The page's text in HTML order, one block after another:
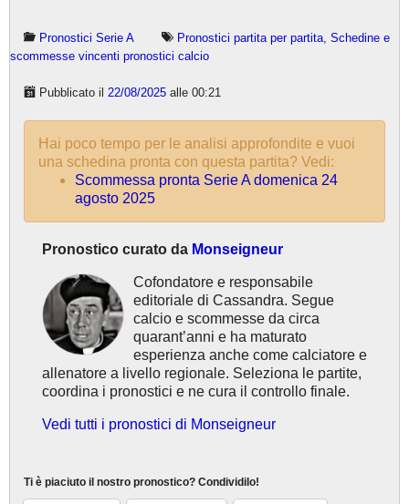
Pronostici Serie A Pronostici partita per partita Schedine e
scommesse vincenti pronostici calcio
Pubblicato il 22/08/2025 alle 00:21
Hai poco tempo per le analisi approfondite e vuoi
una schedina pronta con questa partita? Vedi:
Scommessa pronta Serie A domenica 24
agosto 2025
Pronostico curato da Monseigneur
Cofondatore e responsabile
editoriale di Cassandra. Segue
calcio e scommesse da circa
quarant’anni e ha maturato
esperienza anche come calciatore e
allenatore a livello regionale. Seleziona le partite,
coordina i pronostici e ne cura il controllo finale.
Vedi tutti i pronostici di Monseigneur
Ti è piaciuto il nostro pronostico? Condividilo!